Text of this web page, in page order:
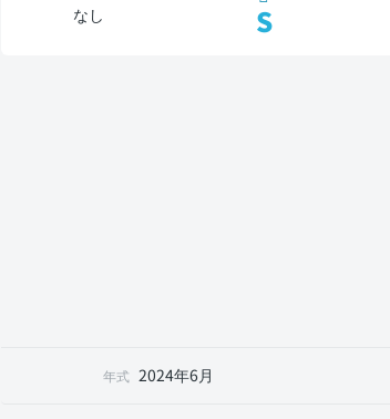
なし S
年式 2024年6月